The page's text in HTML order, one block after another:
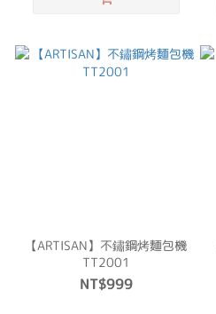
【ARTISAN】不鏽鋼烤麵包機
TT2001
NT$999